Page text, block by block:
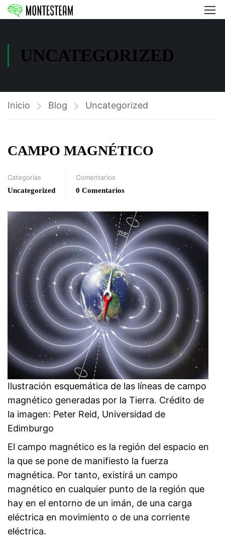
UNCATEGORIZED
Inicio Blog Uncategorized
CAMPO MAGNÉTICO
Categorías
Uncategorized
Comentarios
0 Comentarios
Ilustración esquemática de las líneas de campo
magnético generadas por la Tierra. Crédito de
la imagen: Peter Reid, Universidad de
Edimburgo
El campo magnético es la región del espacio en
la que se pone de manifiesto la fuerza
magnética. Por tanto, existirá un campo
magnético en cualquier punto de la región que
hay en el entorno de un imán, de una carga
eléctrica en movimiento o de una corriente
eléctrica.